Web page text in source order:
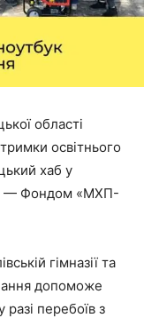
області
освітнього
хаб у
— Фондом «МХП-
гімназії та
допоможе
перебоїв з